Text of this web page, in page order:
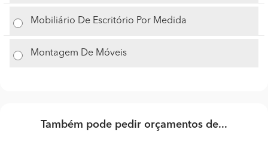
Mobiliário De Escritório Por Medida
Montagem De Móveis
Também pode pedir orçamentos de...